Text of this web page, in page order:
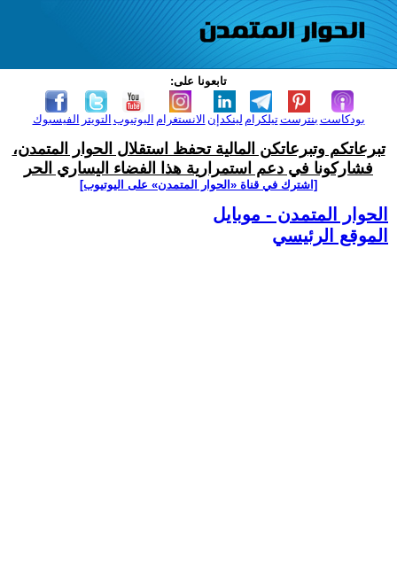
تابعونا على:
الفيسبوك التويتر اليوتيوب الانستغرام لينكدإن تيلكرامبنترست بودكاست
تبرعاتكم وتبرعاتكن المالية تحفظ استقلال الحوار المتمدن،
فشاركونا في دعم استمرارية هذا الفضاء اليساري الحر
[اشترك في قناة ‫«الحوار المتمدن» على اليوتيوب]
الحوار المتمدن - موبايل
الموقع الرئيسي